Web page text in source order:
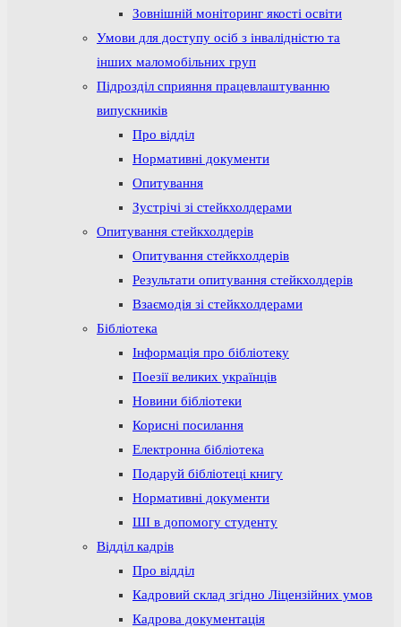
Зовнішній моніторинг якості освіти
Умови для доступу осіб з інвалідністю та
інших маломобільних груп
Підрозділ сприяння працевлаштуванню
випускників
Про відділ
Нормативні документи
Опитування
Зустрічі зі стейкхолдерами
Опитування стейкхолдерів
Опитування стейкхолдерів
Результати опитування стейкхолдерів
Взаємодія зі стейкхолдерами
Бібліотека
Інформація про бібліотеку
Поезії великих українців
Новини бібліотеки
Корисні посилання
Електронна бібліотека
Подаруй бібліотеці книгу
Нормативні документи
ШІ в допомогу студенту
Відділ кадрів
Про відділ
Кадровий склад згідно Ліцензійних умов
Кадрова документація